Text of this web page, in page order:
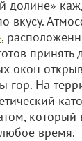
долине»
вкусу.
,
принять
окон
гор. На
время.